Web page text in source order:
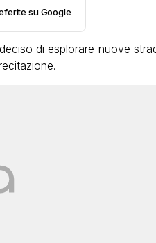
su Google
di esplorare nuove